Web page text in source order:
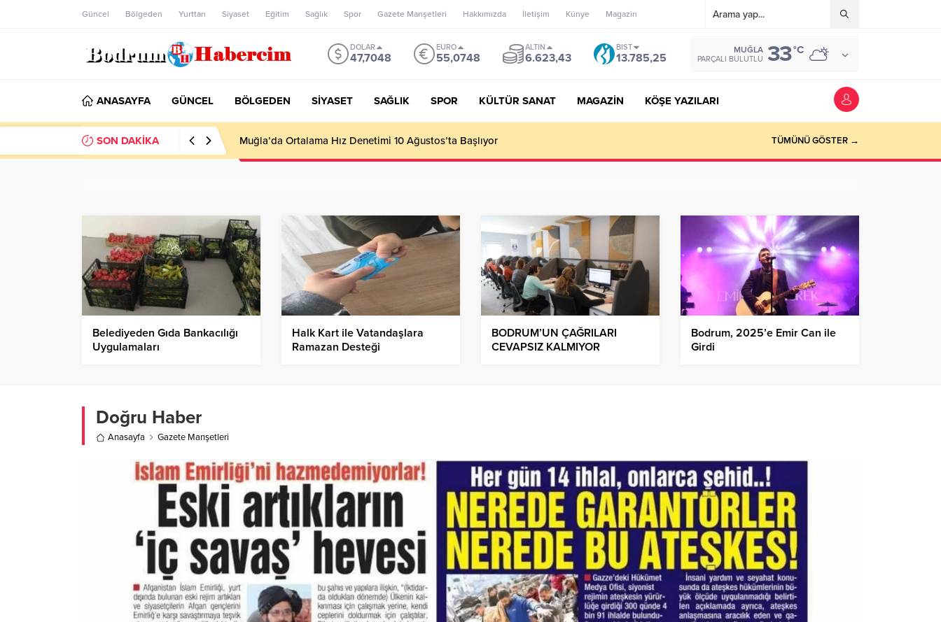
Güncel Bölgeden Yurttan Siyaset Eğitim Sağlık Spor Gazete Manşetleri Hakkımızda İletişim Künye Magazin
DOLAR
47,7048
EURO
55,0748
ALTIN
6.623,43
BIST
13.785,25
MUĞLA
PARÇALI BULUTLU 33°C
ANASAYFA GÜNCEL BÖLGEDEN SİYASET SAĞLIK SPOR KÜLTÜR SANAT MAGAZİN KÖŞE YAZILARI
SON DAKİKA Ankara; “Bodrum’un misyonu, mottosu, vizyonu; genç oyuncuları parlatıp onlara kariyer kazandırmak” TÜMÜNÜ GÖSTER →
Belediyeden Gıda Bankacılığı
Uygulamaları
Halk Kart ile Vatandaşlara
Ramazan Desteği
BODRUM’UN ÇAĞRILARI
CEVAPSIZ KALMIYOR
Bodrum, 2025’e Emir Can ile
Girdi
Doğru Haber
Anasayfa Gazete Manşetleri